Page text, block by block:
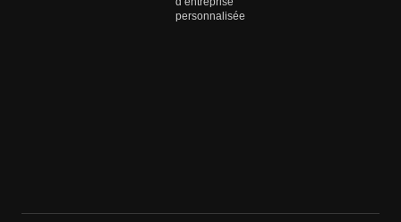
personnalisée